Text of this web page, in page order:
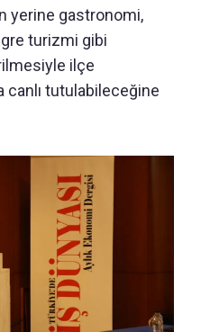
yerine gastronomi,
turizmi gibi
ilçe
canlı tutulabileceğine